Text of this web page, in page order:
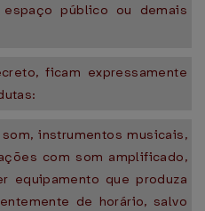
público ou demais
ficam expressamente
instrumentos musicais,
com som amplificado,
equipamento que produza
de horário, salvo